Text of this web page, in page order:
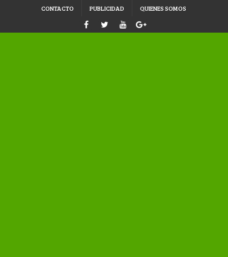
CONTACTO PUBLICIDAD QUIENES SOMOS